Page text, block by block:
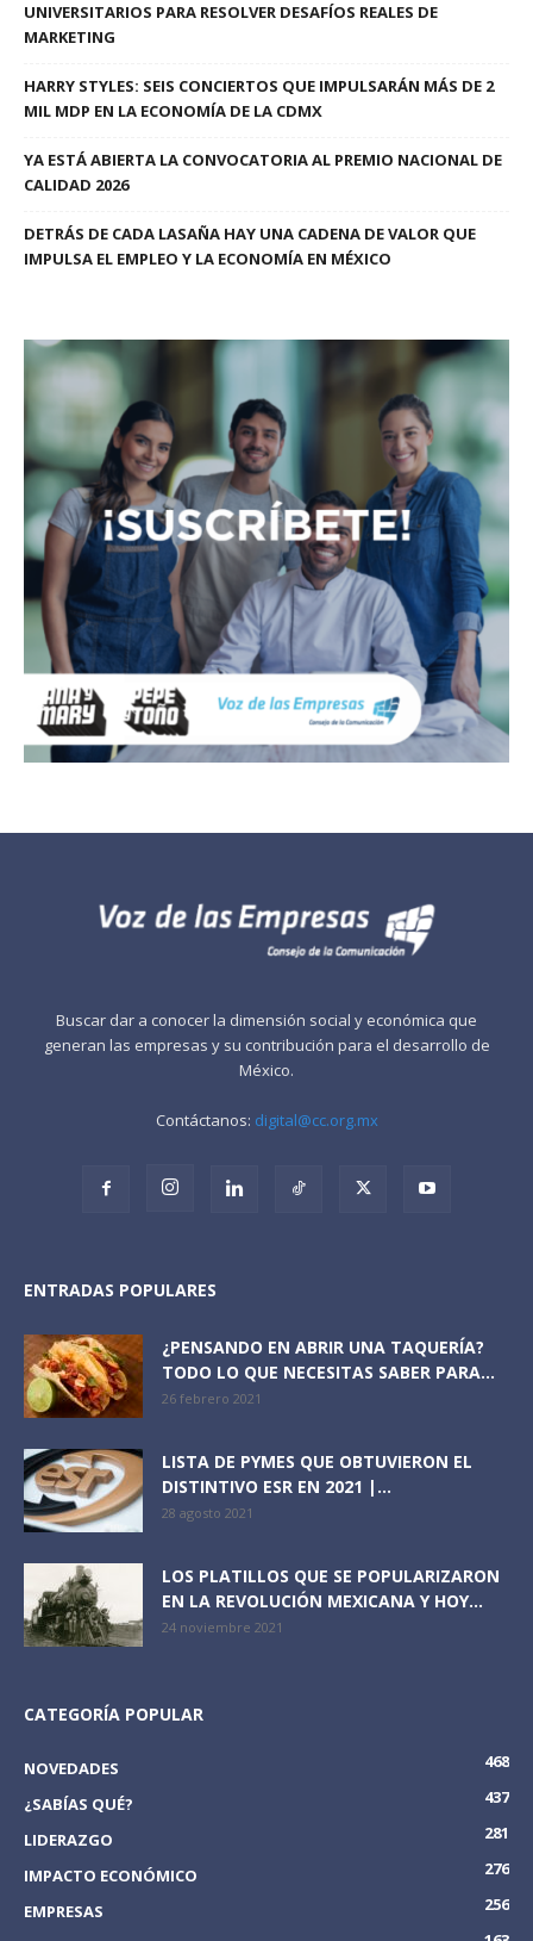
UNIVERSITARIOS PARA RESOLVER DESAFÍOS REALES DE
MARKETING
HARRY STYLES: SEIS CONCIERTOS QUE IMPULSARÁN MÁS DE 2
MIL MDP EN LA ECONOMÍA DE LA CDMX
YA ESTÁ ABIERTA LA CONVOCATORIA AL PREMIO NACIONAL DE
CALIDAD 2026
DETRÁS DE CADA LASAÑA HAY UNA CADENA DE VALOR QUE
IMPULSA EL EMPLEO Y LA ECONOMÍA EN MÉXICO
Buscar dar a conocer la dimensión social y económica que
generan las empresas y su contribución para el desarrollo de
México.
Contáctanos: digital@cc.org.mx
ENTRADAS POPULARES
¿PENSANDO EN ABRIR UNA TAQUERÍA?
TODO LO QUE NECESITAS SABER PARA...
26 febrero 2021
LISTA DE PYMES QUE OBTUVIERON EL
DISTINTIVO ESR EN 2021 |...
28 agosto 2021
LOS PLATILLOS QUE SE POPULARIZARON
EN LA REVOLUCIÓN MEXICANA Y HOY...
24 noviembre 2021
CATEGORÍA POPULAR
NOVEDADES
468
¿SABÍAS QUÉ?
437
LIDERAZGO
281
IMPACTO ECONÓMICO
276
EMPRESAS
256